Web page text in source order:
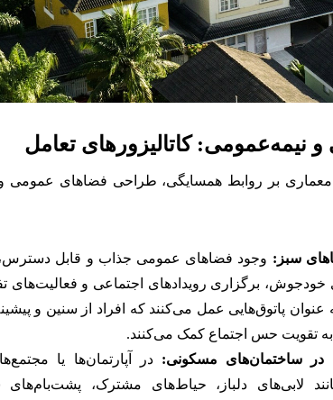
معماری بر روابط همسایگی، طراحی فضاهای عمومی
سبز: وجود فضاهای عمومی جذاب و قابل
خودجوش، برگزاری رویدادهای اجتماعی و فعالیت‌های
عنوان پاتوق‌هایی عمل می‌کنند که افراد از سنین و
به تقویت حس اجتماع کمک می‌کنند.
در ساختمان‌های مسکونی: در آپارتمان‌ها یا
لابی‌های دلباز، حیاط‌های مشترک،